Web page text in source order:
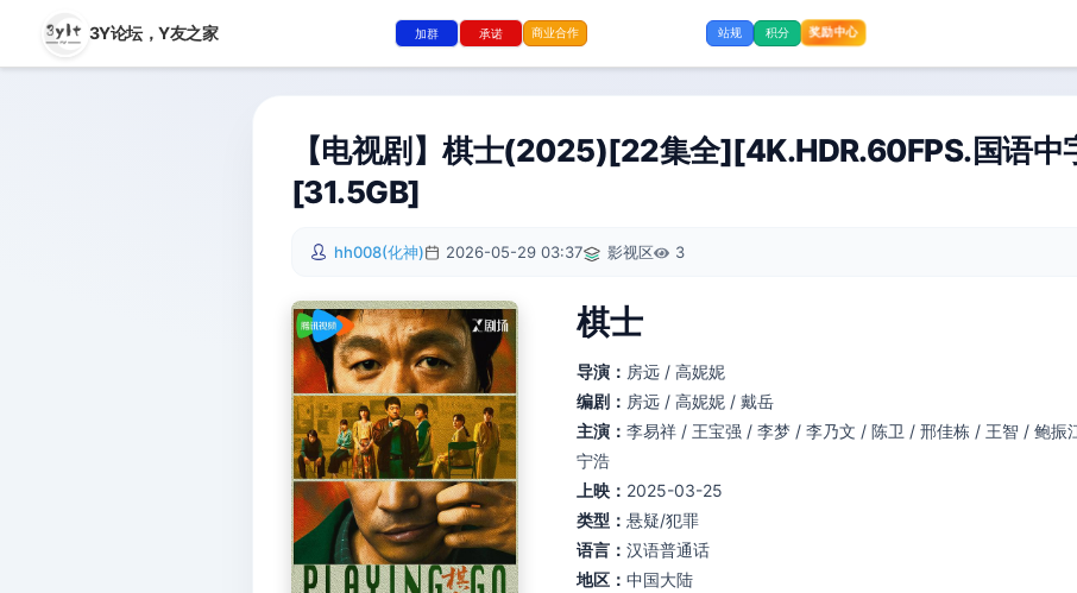
3Y论坛，Y友之家 加群 承诺 商业合作 站规 积分 奖励中心
【电视剧】棋士(2025)[22集全][4K.HDR.60FPS.国语中
[31.5GB]
hh008(化神) 2026-05-29 03:37 影视区 3
棋士
导演： 房远 / 高妮妮
编剧： 房远 / 高妮妮 / 戴岳
主演： 李易祥 / 王宝强 / 李梦 / 李乃文 / 陈卫 / 邢佳栋 / 王智 / 鲍振
宁浩
上映： 2025-03-25
类型： 悬疑/犯罪
语言： 汉语普通话
地区： 中国大陆